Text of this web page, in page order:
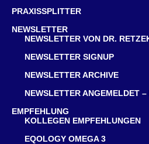
PRAXISSPLITTER
NEWSLETTER
NEWSLETTER VON DR.
NEWSLETTER SIGNUP
NEWSLETTER ARCHIVE
NEWSLETTER ANGEMELDET
EMPFEHLUNG
KOLLEGEN EMPFEHLUNGEN
EQOLOGY OMEGA 3